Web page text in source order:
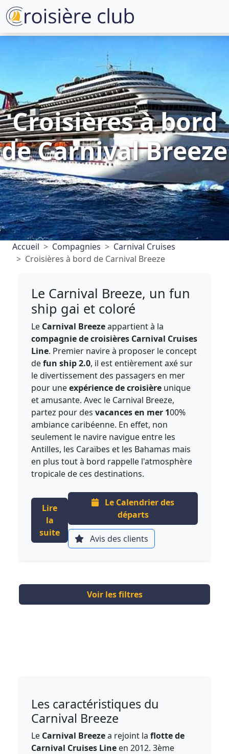
Croisières à bord
de Carnival Breeze
Accueil Compagnies
Carnival Cruises
Croisières à bord de Carnival Breeze
Le Carnival Breeze, un fun
ship gai et coloré
Le Carnival Breezeappartient à la
compagnie de croisières Carnival Cruises
Line. Premier navire à proposer le concept
defun ship 2.0, il est entièrement axé sur
le divertissement des passagers en mer
pour uneexpérience de croisière unique
et amusante. Avec le Carnival Breeze,
partez pour desvacances en mer 100%
ambiance caribéenne. En effet, non
seulement le navire navigue entre les
Antilles, les Caraïbes et les Bahamas mais
en plus tout à bord rappelle l'atmosphère
tropicale de ces destinations.
Lire
la
suite
Le Calendrier des
départs
Avis des clients
Voir les filtres
Les caractéristiques du
Carnival Breeze
Le Carnival Breezea rejoint laflotte de
Carnival Cruises Line en 2012. 3ème